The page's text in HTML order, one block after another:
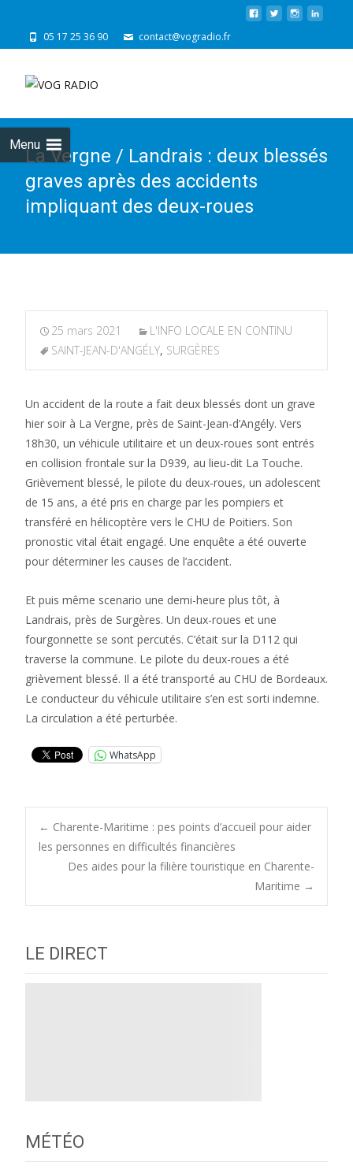
05 17 25 36 90 contact@vogradio.fr
Menu
La Vergne / Landrais : deux blessés
graves après des accidents
impliquant des deux-roues
25 mars 2021
L'INFO LOCALE EN CONTINU
SAINT-JEAN-D'ANGÉLY, SURGÈRES
Un accident de la route a fait deux blessés dont un grave
hier soir à La Vergne, près de Saint-Jean-d’Angély. Vers
18h30, un véhicule utilitaire et un deux-roues sont entrés
en collision frontale sur la D939, au lieu-dit La Touche.
Grièvement blessé, le pilote du deux-roues, un adolescent
de 15 ans, a été pris en charge par les pompiers et
transféré en hélicoptère vers le CHU de Poitiers. Son
pronostic vital était engagé. Une enquête a été ouverte
pour déterminer les causes de l’accident.
Et puis même scenario une demi-heure plus tôt, à
Landrais, près de Surgères. Un deux-roues et une
fourgonnette se sont percutés. C’était sur la D112 qui
traverse la commune. Le pilote du deux-roues a été
grièvement blessé. Il a été transporté au CHU de Bordeaux.
Le conducteur du véhicule utilitaire s’en est sorti indemne.
La circulation a été perturbée.
WhatsApp
Post
navigation
← Charente-Maritime : pes points d’accueil pour aider
les personnes en difficultés financières
Des aides pour la filière touristique en Charente-
Maritime →
LE DIRECT
MÉTÉO